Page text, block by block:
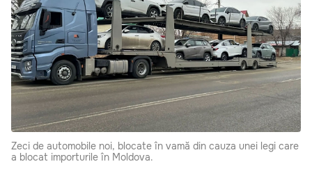
Zeci de automobile noi, blocate în vamă din cauza unei legi care
a blocat importurile în Moldova.